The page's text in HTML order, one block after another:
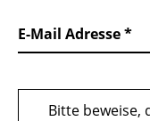
E-Mail Adresse
Bitte beweise,